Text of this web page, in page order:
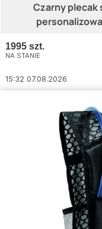
Czarny plecak
1995 szt.
NA STANIE
15:32 07.08.2026